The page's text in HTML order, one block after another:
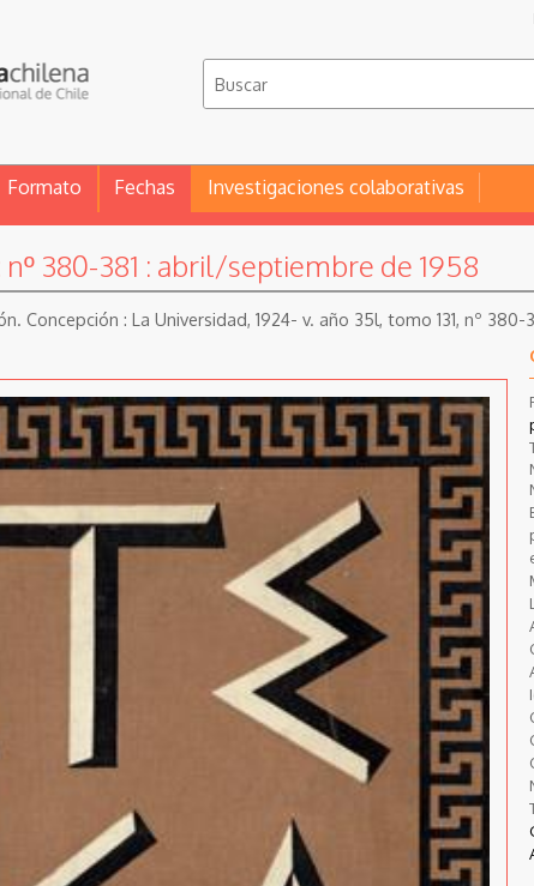
Formato Fechas Investigaciones colaborativas
nº 380-381 : abril/septiembre de 1958
Concepción : La Universidad, 1924- v. año 35l, tomo 131, nº 380-